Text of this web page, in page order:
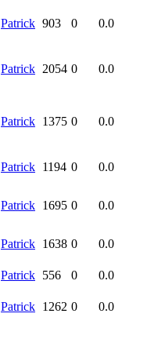
Patrick 903 0 0.0
Patrick 2054 0 0.0
Patrick 1375 0 0.0
Patrick 1194 0
0.0
Patrick 1695 0 0.0
Patrick 1638 0
0.0
Patrick 556 0
0.0
Patrick 1262 0 0.0